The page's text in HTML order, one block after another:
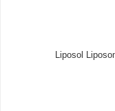
Liposol